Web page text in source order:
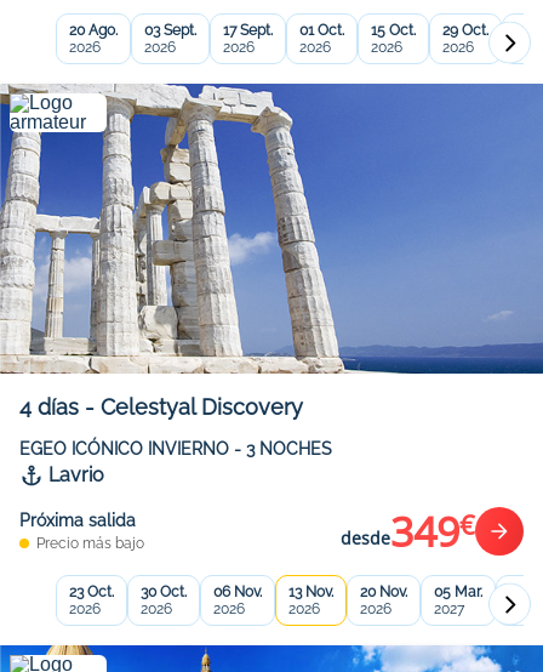
20 Ago.
2026
03 Sept.
2026
17 Sept.
2026
01 Oct.
2026
15 Oct.
2026
29 Oct.
2026
12
4 días - Celestyal Discovery
EGEO ICÓNICO INVIERNO - 3 NOCHES
Lavrio
Próxima salida
Precio más bajo desde349€
23 Oct.
2026
30 Oct.
2026
06 Nov.
2026
13 Nov.
2026
20 Nov.
2026
05 Mar.
2027
12
2027